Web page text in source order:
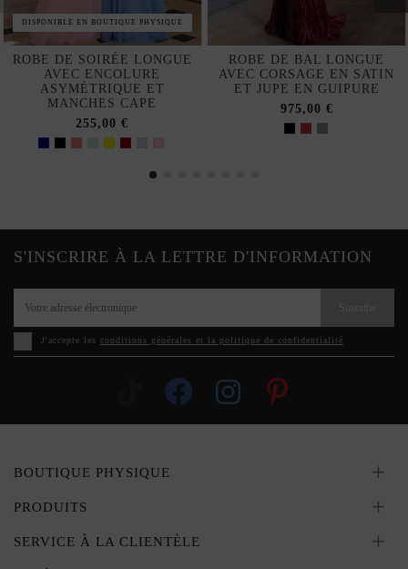
DISPONIBLE EN BOUTIQUE PHYSIQUE
ROBE DE SOIRÉE LONGUE
AVEC ENCOLURE
ASYMÉTRIQUE ET
MANCHES CAPE
255,00 €
ROBE DE BAL LONGUE
AVEC CORSAGE EN SATIN
ET JUPE EN GUIPURE
975,00 €
S'INSCRIRE À LA LETTRE D'INFORMATION
J'accepte les conditions générales et la politique de confidentialité
BOUTIQUE PHYSIQUE
PRODUITS
SERVICE À LA CLIENTÈLE